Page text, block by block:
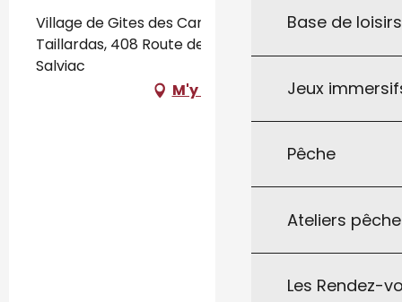
Base de
Jeux
Pêche
Ateliers
Les Rendez-
Village de Gites des Cardenals route des
Taillardas, 408 Route des Taillardas, 46340
Salviac
M'y rendre